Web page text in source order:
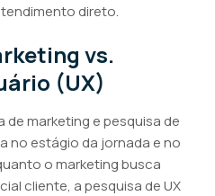
direto.
vs.
(UX)
marketing e pesquisa de
no estágio da jornada e no
o marketing busca
cliente, a pesquisa de UX